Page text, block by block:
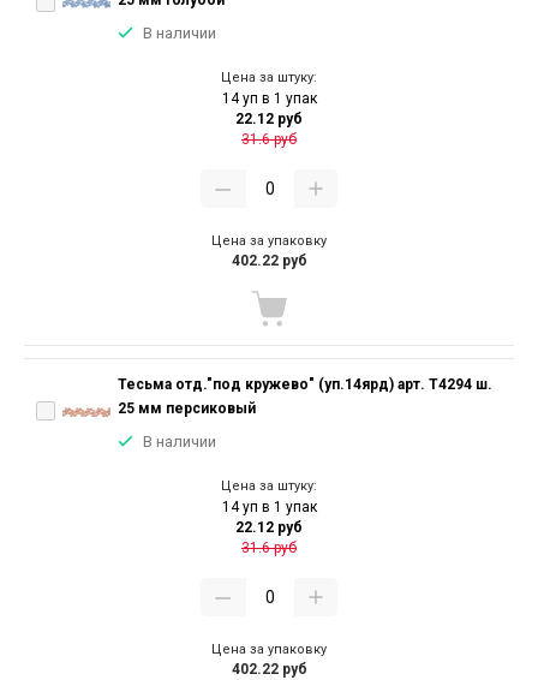
В наличии
Цена за штуку:
14 уп в 1 упак
22.12 руб
31.6 руб
Цена за упаковку
402.22 руб
Тесьма отд."под кружево" (уп.14ярд) арт. T4294 ш.
25 мм персиковый
В наличии
Цена за штуку:
14 уп в 1 упак
22.12 руб
31.6 руб
Цена за упаковку
402.22 руб